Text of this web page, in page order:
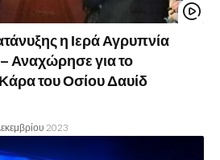
η Ιερά Αγρυπνία
Αναχώρησε για το
του Οσίου Δαυίδ
2023